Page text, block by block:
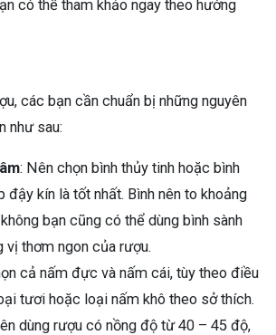
có thể tham khảo ngay theo hướng
các bạn cần chuẩn bị những nguyên
như sau:
: Nên chọn bình thủy tinh hoặc bình
đậy kín là tốt nhất. Bình nên to khoảng
bạn cũng có thể dùng bình sành
vị thơm ngon của rượu.
cả nấm đực và nấm cái, tùy theo điều
tươi hoặc loại nấm khô theo sở thích.
dùng rượu có nồng độ từ 40 – 45 độ,